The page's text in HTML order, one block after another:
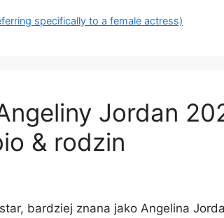
specifically to a female actress)
Jordan
& rodzin
bardziej znana jako Angelina